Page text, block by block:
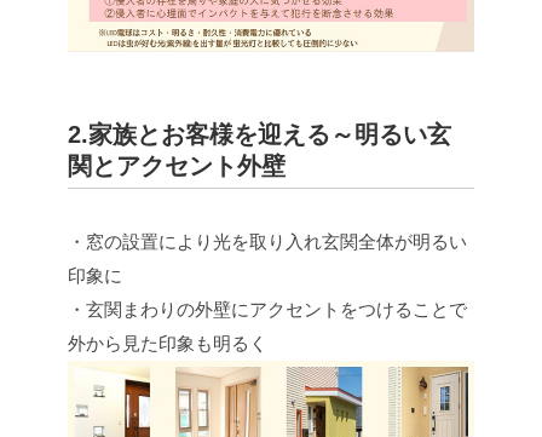
2.家族とお客様を迎える～明るい玄
関とアクセント外壁
・窓の設置により光を取り入れ玄関全体が明るい
印象に
・玄関まわりの外壁にアクセントをつけることで
外から見た印象も明るく